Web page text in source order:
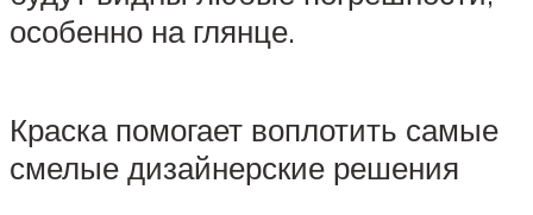
особенно на глянце.
Краска помогает воплотить самые
смелые дизайнерские решения